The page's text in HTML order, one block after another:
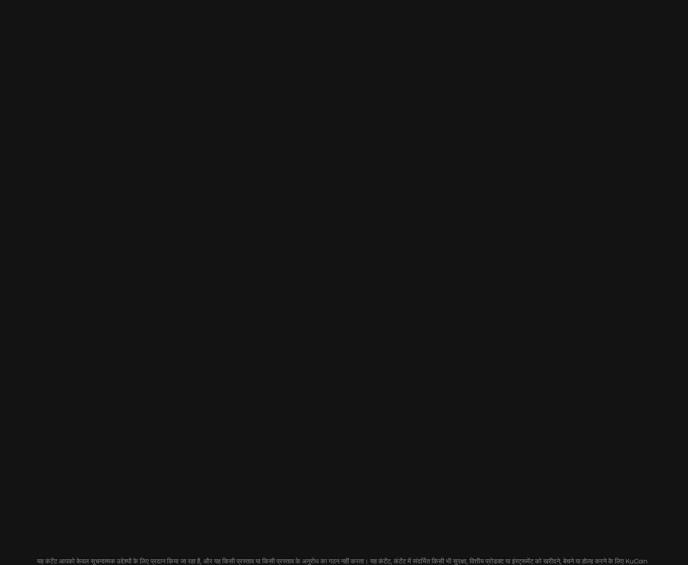
यह कंटेंट आपको केवल सूचनात्मक उद्देश्यों के लिए प्रदान किया जा रहा है, और यह किसी प्रस्ताव या किसी प्रस्ताव के अनुरोध का गठन नहीं करता। यह कंटेंट, कंटेंट में संदर्भित किसी भी सुरक्षा, वित्तीय प्रोडक्ट या इंस्ट्रूमेंट को खरीदने, बेचने या होल्ड करने के लिए KuCoin